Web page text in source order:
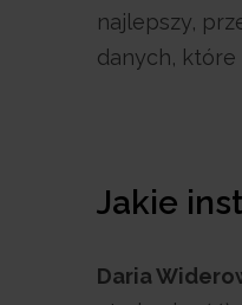
najlepszy,
danych, które
Jakie
Daria